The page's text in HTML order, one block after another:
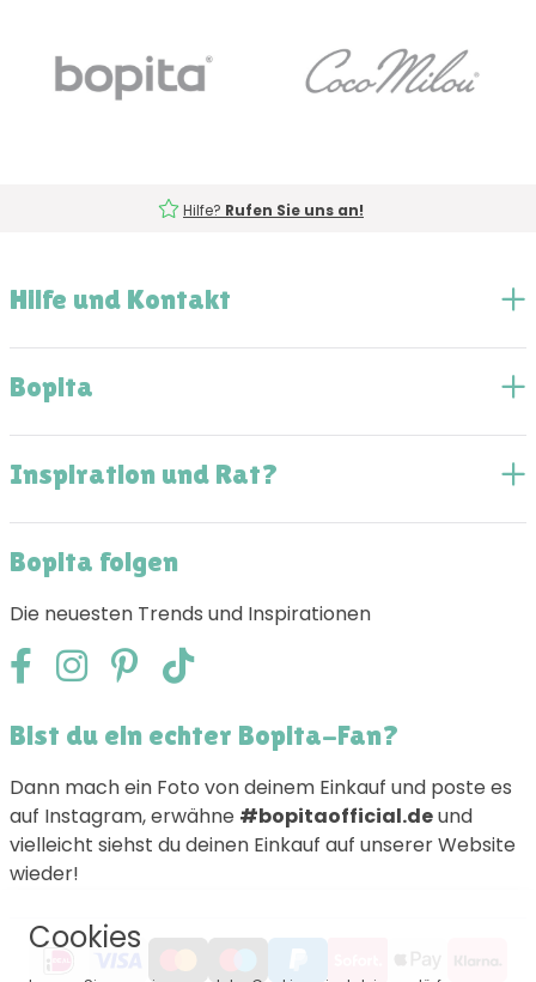
Hilfe? Rufen Sie uns an!
Hilfe und Kontakt
Bopita
Inspiration und Rat?
Bopita folgen
Die neuesten Trends und Inspirationen
Bist du ein echter Bopita-Fan?
Dann mach ein Foto von deinem Einkauf und poste es
auf Instagram, erwähne #bopitaofficial.deund
vielleicht siehst du deinen Einkauf auf unserer Website
wieder!
Cookies